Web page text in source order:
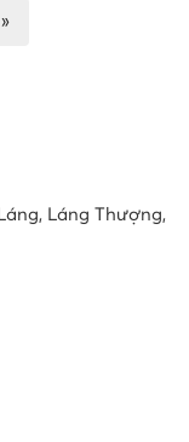
»
Láng Thượng,